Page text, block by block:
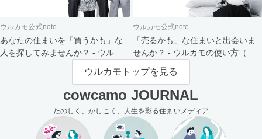
ウルカモ公式note
あなたの住まいを「買うかも」な
人を探してみませんか？ - ウルカ
ウルカモ公式note
「売るかも」な住まいと出会いま
せんか？ - ウルカモの使い方（買
主さま向け）
ウルカモトップを見る
cowcamo JOURNAL
たのしく、かしこく、人生を彩る住まいメディア